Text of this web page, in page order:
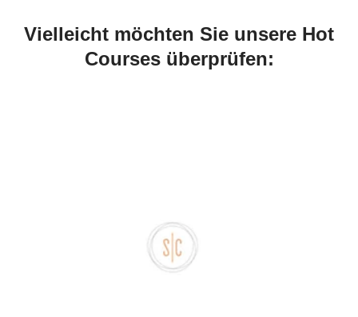
Vielleicht möchten Sie unsere Hot
Courses überprüfen: